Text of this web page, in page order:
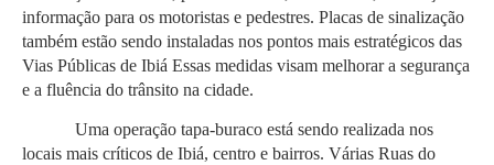
informação para os motoristas e pedestres. Placas de sinalização
também estão sendo instaladas nos pontos mais estratégicos das
Vias Públicas de Ibiá Essas medidas visam melhorar a segurança
e a fluência do trânsito na cidade.
Uma operação tapa-buraco está sendo realizada nos
locais mais críticos de Ibiá, centro e bairros. Várias Ruas do